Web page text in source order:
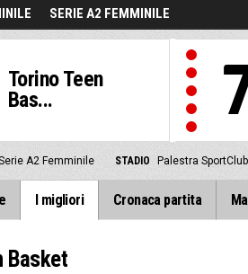
SERIE A2 FEMMINILE
Torino Teen
Bas...
A2 Femminile STADIO Palestra SportClub
I migliori Cronaca partita
Basket